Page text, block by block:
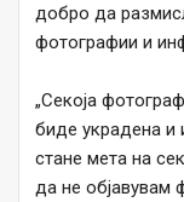
добро да
фотографии и
„Секоја
биде украдена и
стане мета на
да не објавувам